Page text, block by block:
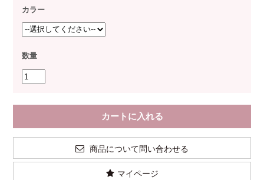
カラー
数量
商品について問い合わせる
マイページ